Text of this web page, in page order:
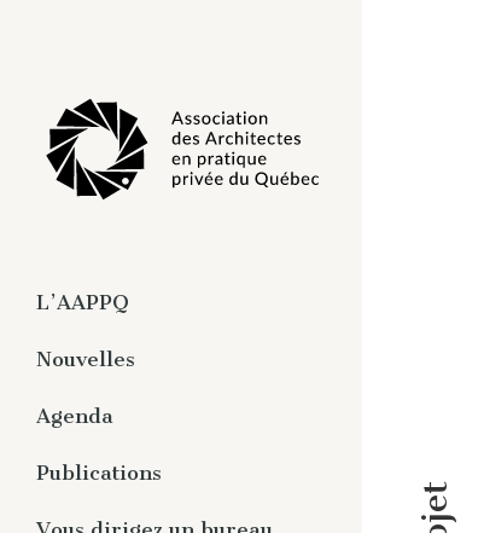
L’AAPPQ
À propos
Travaux
l’architecture
Nouvelles
Agenda
Publications
Magazine numérique -